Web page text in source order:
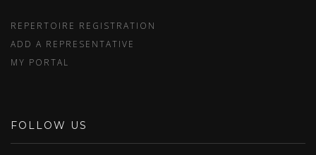
REPERTOIRE REGISTRATION
ADD A REPRESENTATIVE
MY PORTAL
FOLLOW US